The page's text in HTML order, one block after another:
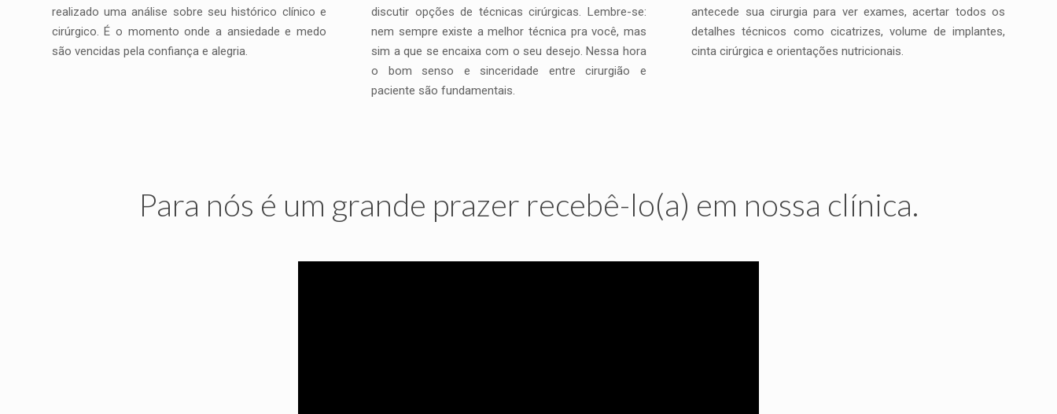
realizado uma análise sobre seu histórico clínico e
cirúrgico. É o momento onde a ansiedade e medo
são vencidas pela confiança e alegria.
discutir opções de técnicas cirúrgicas. Lembre-se:
nem sempre existe a melhor técnica pra você, mas
sim a que se encaixa com o seu desejo. Nessa hora
o bom senso e sinceridade entre cirurgião e
paciente são fundamentais.
antecede sua cirurgia para ver exames, acertar todos os
detalhes técnicos como cicatrizes, volume de implantes,
cinta cirúrgica e orientações nutricionais.
Para nós é um grande prazer recebê-lo(a) em nossa clínica.